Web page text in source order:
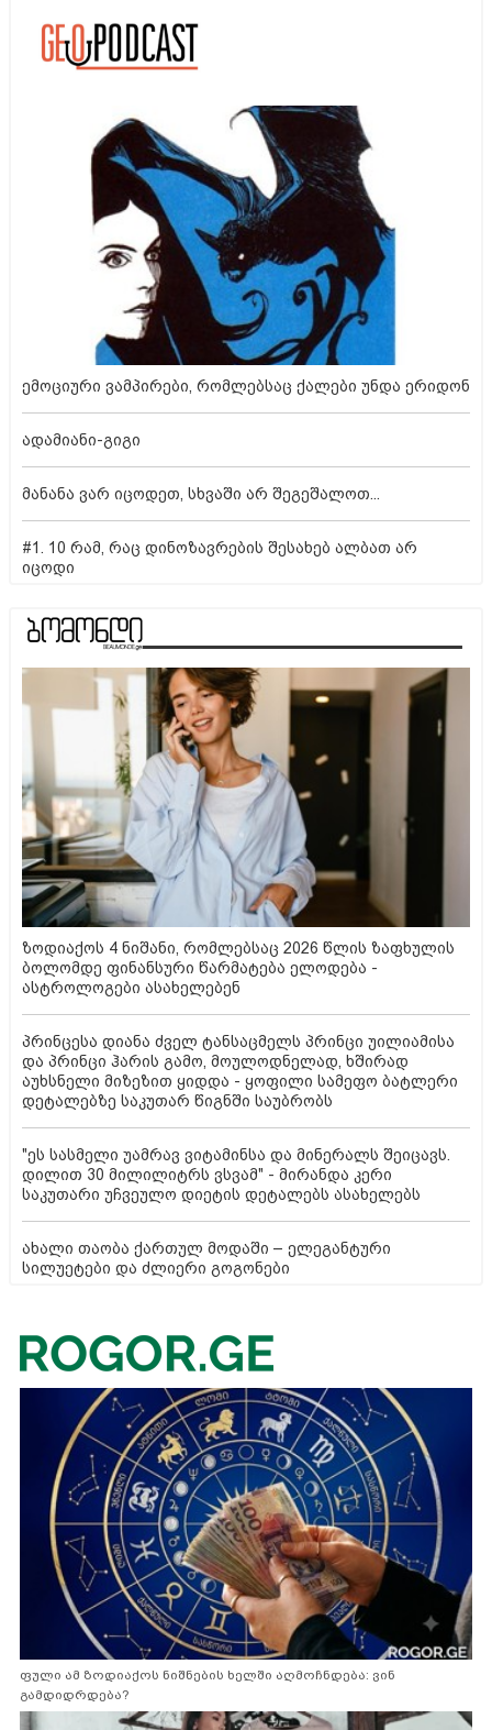
ემოციური ვამპირები, რომლებსაც ქალები უნდა ერიდონ
ადამიანი-გიგი
მანანა ვარ იცოდეთ, სხვაში არ შეგეშალოთ...
#1. 10 რამ, რაც დინოზავრების შესახებ ალბათ არ
იცოდი
ზოდიაქოს 4 ნიშანი, რომლებსაც 2026 წლის ზაფხულის
ბოლომდე ფინანსური წარმატება ელოდება -
ასტროლოგები ასახელებენ
პრინცესა დიანა ძველ ტანსაცმელს პრინცი უილიამისა
და პრინცი ჰარის გამო, მოულოდნელად, ხშირად
აუხსნელი მიზეზით ყიდდა - ყოფილი სამეფო ბატლერი
დეტალებზე საკუთარ წიგნში საუბრობს
"ეს სასმელი უამრავ ვიტამინსა და მინერალს შეიცავს.
დილით 30 მილილიტრს ვსვამ" - მირანდა კერი
საკუთარი უჩვეულო დიეტის დეტალებს ასახელებს
ახალი თაობა ქართულ მოდაში – ელეგანტური
სილუეტები და ძლიერი გოგონები
ფული ამ ზოდიაქოს ნიშნების ხელში აღმოჩნდება: ვინ
გამდიდრდება?